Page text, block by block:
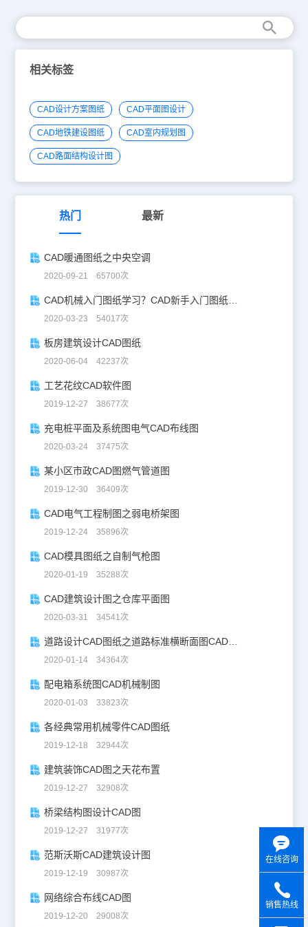
相关标签
CAD设计方案图纸 CAD平面图设计
CAD地铁建设图纸 CAD室内规划图
CAD路面结构设计图
热门 最新
CAD暖通图纸之中央空调
2020-09-21 65700次
CAD机械入门图纸学习？CAD新手入门图纸练习
2020-03-23 54017次
板房建筑设计CAD图纸
2020-06-04 42237次
工艺花纹CAD软件图
2019-12-27 38677次
充电桩平面及系统图电气CAD布线图
2020-03-24 37475次
某小区市政CAD图燃气管道图
2019-12-30 36409次
CAD电气工程制图之弱电桥架图
2019-12-24 35896次
CAD模具图纸之自制气枪图
2020-01-19 35288次
CAD建筑设计图之仓库平面图
2020-03-31 34541次
道路设计CAD图纸之道路标准横断面图CAD图纸
2020-01-14 34364次
配电箱系统图CAD机械制图
2020-01-03 33823次
各经典常用机械零件CAD图纸
2019-12-18 32944次
建筑装饰CAD图之天花布置
2019-12-27 32908次
桥梁结构图设计CAD图
2019-12-27 31977次
范斯沃斯CAD建筑设计图
2019-12-19 30987次
网络综合布线CAD图
2019-12-20 29008次
在线咨询
销售热线